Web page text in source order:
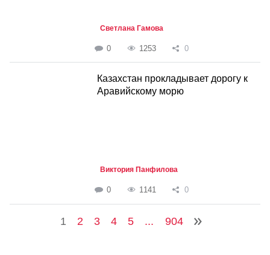
Светлана Гамова
0 1253 0
Казахстан прокладывает дорогу к
Аравийскому морю
Виктория Панфилова
0 1141 0
1 2 3 4 5 ... 904